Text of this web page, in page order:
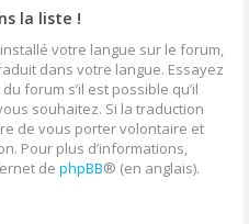
la liste !
votre langue sur le forum,
dans votre langue. Essayez
forum s’il est possible qu’il
souhaitez. Si la traduction
de vous porter volontaire et
Pour plus d’informations,
de phpBB® (en anglais).